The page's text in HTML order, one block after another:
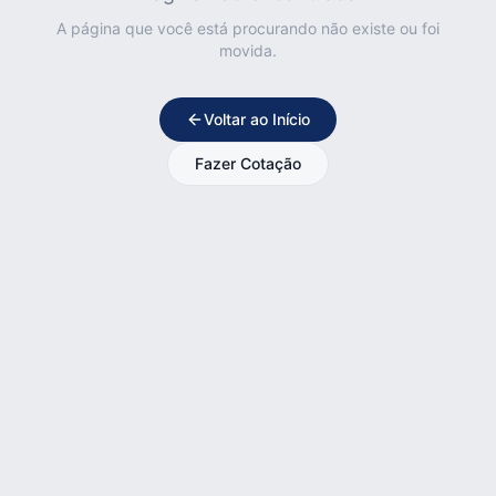
A página que você está procurando não existe ou foi
movida.
Voltar ao Início
Fazer Cotação